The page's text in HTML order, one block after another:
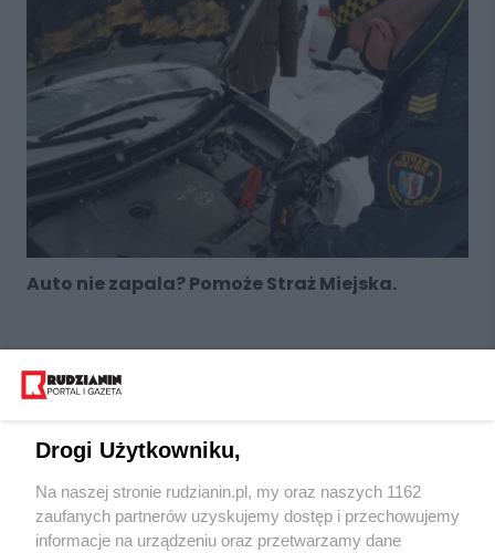
Auto nie zapala? Pomoże Straż Miejska.
Wydawca mediów lokalnych
Drogi Użytkowniku,
Na naszej stronie rudzianin.pl, my oraz naszych 1162
zaufanych partnerów uzyskujemy dostęp i przechowujemy
informacje na urządzeniu oraz przetwarzamy dane